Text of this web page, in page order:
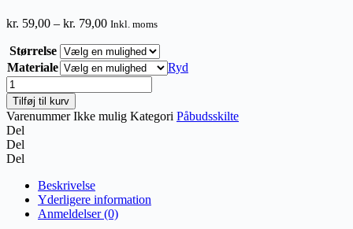
kr. 59,00 – kr. 79,00Prisinterval:
til
kr. 79,00
Inkl. moms
Størrelse
Materiale
Ryd
Sikkerhedsfodtøj
påbudt
antal
Tilføj til kurv
VarenummerIkke mulig Kategori Påbudsskilte
Del
Del
Del
Beskrivelse
Yderligere information
Anmeldelser (0)